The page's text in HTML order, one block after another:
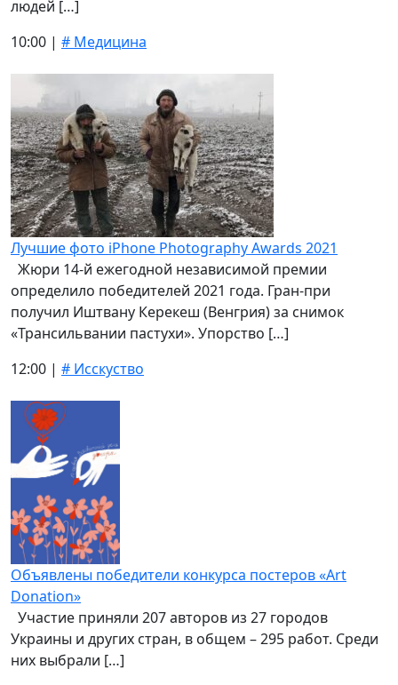
людей […]
10:00 | # Медицина
Лучшие фото iPhone Photography Awards 2021
Жюри 14-й ежегодной независимой премии
определило победителей 2021 года. Гран-при
получил Иштвану Керекеш (Венгрия) за снимок
«Трансильвании пастухи». Упорство […]
12:00 | # Исскуство
Объявлены победители конкурса постеров «Art
Donation»
Участие приняли 207 авторов из 27 городов
Украины и других стран, в общем – 295 работ. Среди
них выбрали […]